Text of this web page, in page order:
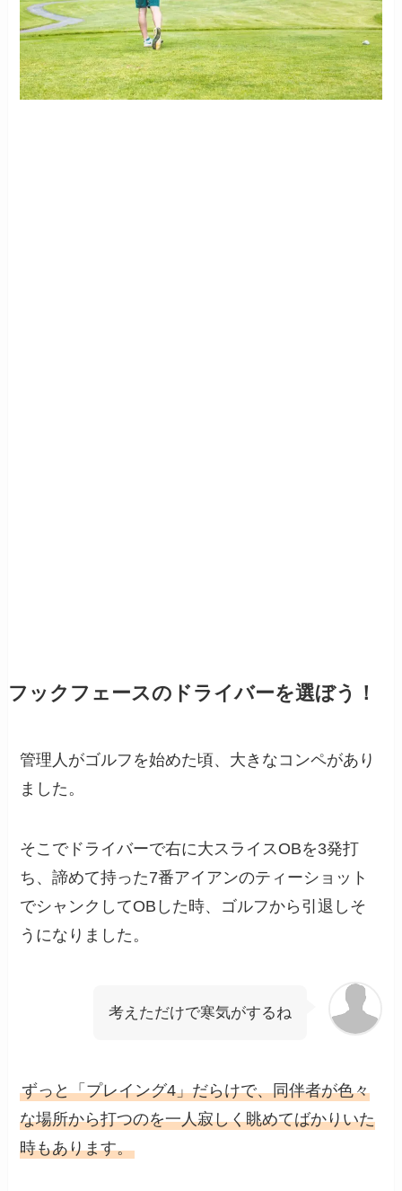
フックフェースのドライバーを選ぼう！
管理人がゴルフを始めた頃、大きなコンペがあり
ました。
そこでドライバーで右に大スライスOBを3発打
ち、諦めて持った7番アイアンのティーショット
でシャンクしてOBした時、ゴルフから引退しそ
うになりました。
考えただけで寒気がするね
ずっと「プレイング4」だらけで、同伴者が色々
な場所から打つのを一人寂しく眺めてばかりいた
時もあります。